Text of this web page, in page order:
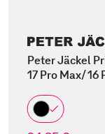
Peter Jäckel
17 Pro Max/ 16